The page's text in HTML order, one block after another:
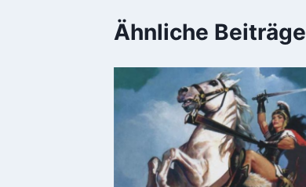
Ähnliche Beiträge